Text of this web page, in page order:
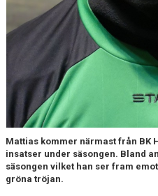
Mattias kommer närmast från BK
insatser under säsongen. Bland
säsongen vilket han ser fram
gröna tröjan.